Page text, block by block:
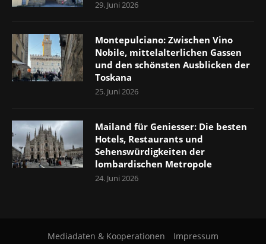
29. Juni 2026
Montepulciano: Zwischen Vino
Nobile, mittelalterlichen Gassen
und den schönsten Ausblicken der
Toskana
25. Juni 2026
Mailand für Geniesser: Die besten
Hotels, Restaurants und
Sehenswürdigkeiten der
lombardischen Metropole
24. Juni 2026
Mediadaten & Kooperationen Impressum